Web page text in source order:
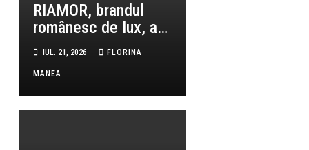
RIAMOR, brandul
românesc de lux, a
celebrat eleganța și
leadershipul feminin
la aniversarea PWN
România: 10 femei
de succes au defilat
IUL. 21, 2026 FLORINA
MANEA